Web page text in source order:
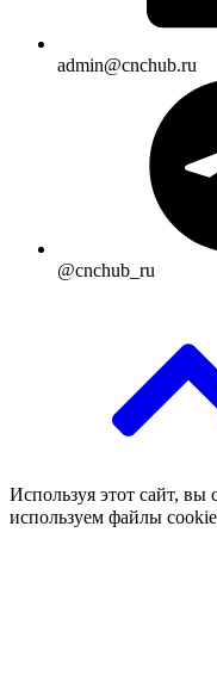
admin@cnchub.ru
@cnchub_ru
Используя этот сайт, вы
используем файлы